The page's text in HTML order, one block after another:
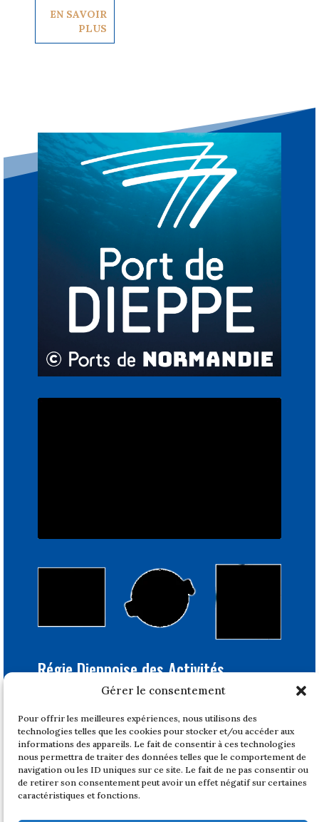
Gérer le consentement
Pour offrir les meilleures expériences, nous utilisons des
technologies telles que les cookies pour stocker et/ou accéder aux
informations des appareils. Le fait de consentir à ces technologies
nous permettra de traiter des données telles que le comportement de
navigation ou les ID uniques sur ce site. Le fait de ne pas consentir ou
de retirer son consentement peut avoir un effet négatif sur certaines
caractéristiques et fonctions.
EN SAVOIR
PLUS
Régie Dieppoise des Activités
Portuaires
1, quai du Tonkin
76200 DIEPPE
Tél : 02 32 14 47 17
Horaires